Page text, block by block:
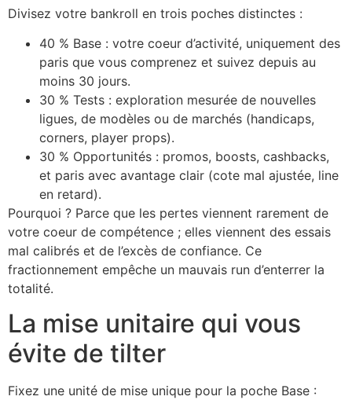
Divisez votre bankroll en trois poches distinctes :
40 % Base : votre coeur d’activité, uniquement des
paris que vous comprenez et suivez depuis au
moins 30 jours.
30 % Tests : exploration mesurée de nouvelles
ligues, de modèles ou de marchés (handicaps,
corners, player props).
30 % Opportunités : promos, boosts, cashbacks,
et paris avec avantage clair (cote mal ajustée, line
en retard).
Pourquoi ? Parce que les pertes viennent rarement de
votre coeur de compétence ; elles viennent des essais
mal calibrés et de l’excès de confiance. Ce
fractionnement empêche un mauvais run d’enterrer la
totalité.
La mise unitaire qui vous
évite de tilter
Fixez une unité de mise unique pour la poche Base :